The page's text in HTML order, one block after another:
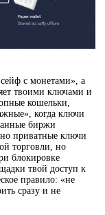
с монетами», а
твоими ключами и
кошельки,
когда ключи
биржи
приватные ключи
торговли, но
блокировке
твой доступ к
правило: «не
сразу и не